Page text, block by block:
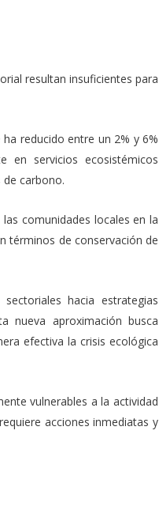
resultan insuficientes para
reducido entre un 2% y 6%
en servicios ecosistémicos
carbono.
comunidades locales en la
términos de conservación de
hacia estrategias
nueva aproximación busca
efectiva la crisis ecológica
vulnerables a la actividad
acciones inmediatas y